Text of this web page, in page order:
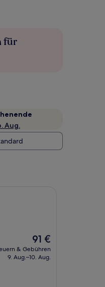
für
Aug.
Der
Preis
beträgt
91 €
& Gebühren
9. Aug.–10. Aug.